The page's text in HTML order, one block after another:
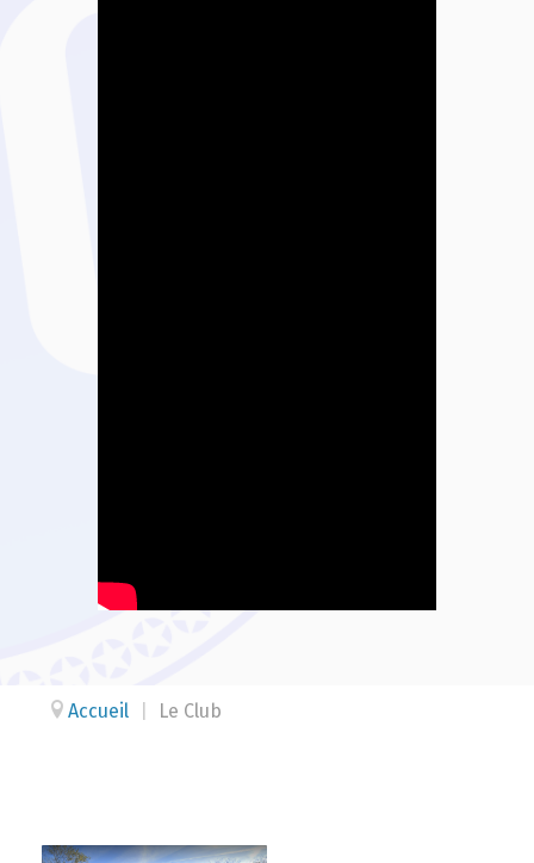
Accueil Le Club